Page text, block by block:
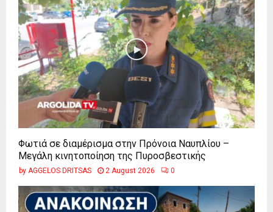
Φωτιά σε διαμέρισμα στην Πρόνοια Ναυπλίου –
Μεγάλη κινητοποίηση της Πυροσβεστικής
by AGGELOS DRITSAS 2 August 2026 0